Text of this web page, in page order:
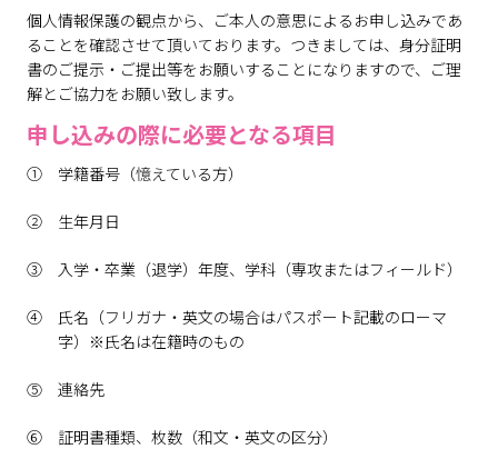
個人情報保護の観点から、ご本人の意思によるお申し込みであ
ることを確認させて頂いております。つきましては、身分証明
書のご提示・ご提出等をお願いすることになりますので、ご理
解とご協力をお願い致します。
申し込みの際に必要となる項目
学籍番号（憶えている方）
生年月日
入学・卒業（退学）年度、学科（専攻またはフィールド）
氏名（フリガナ・英文の場合はパスポート記載のローマ
字）※氏名は在籍時のもの
連絡先
証明書種類、枚数（和文・英文の区分）